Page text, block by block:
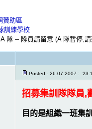
贊助區
訓練學校
隊 -- 隊員請留意 (A 隊暫停,
Posted - 26.07.2007 :
招募集訓隊隊員,
目的是組織一班集